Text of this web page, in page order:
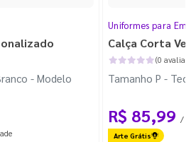
- Modelo
Uniformes para
Calça Corta
(0
Tamanho P -
R$ 85,99 / 1
Arte Grátis